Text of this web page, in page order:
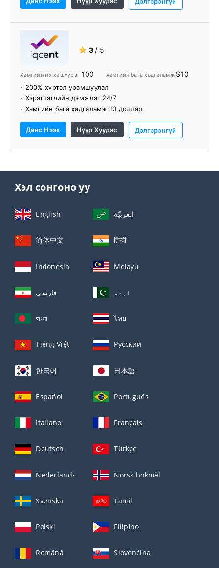
- Хамгийн бага хадгаламжийн шаардлага
- Тав тухтай платформ
★ 3 / 5
Хамгийн их хөшүүрэг 100 Хамгийн бага хадгаламж $10
- 200% хүртэл урамшуулал
- Хэрэглэгчийн дэмжлэг 24/7
- Хамгийн бага хадгаламж 10 доллар
- Хамгийн бага хөрөнгө оруулалт 1 доллар
Данс Нээх Нүүр Хуудас Дэлгэрэнгүй
Хэл сонгоно уу
English العربيّة
简体中文 हिन्दी
Indonesia Melayu
فارسی اردو
বাংলা ไทย
Tiếng Việt Русский
한국어 日本語
Español Português
Italiano Français
Deutsch Türkçe
Nederlands Norsk bokmål
Svenska Tamil
Polski Filipino
Română Slovenčina